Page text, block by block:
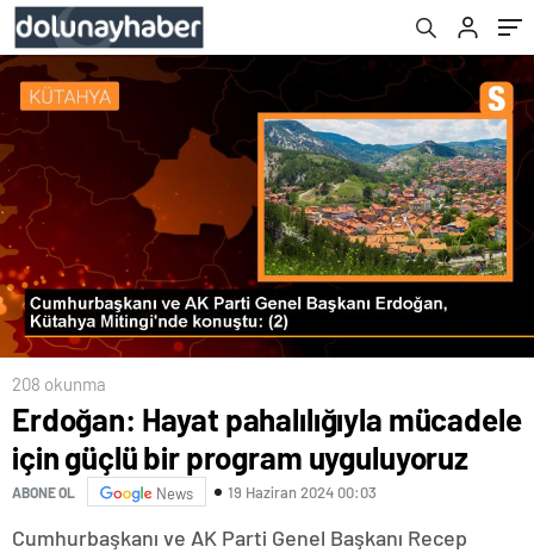
208 okunma
Erdoğan: Hayat pahalılığıyla mücadele
için güçlü bir program uyguluyoruz
ABONE OL News 19 Haziran 2024 00:03
Cumhurbaşkanı ve AK Parti Genel Başkanı Recep